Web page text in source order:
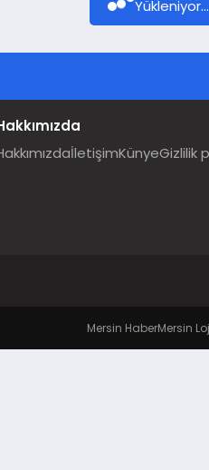
Yükleniyor...
İletişimKünyeGizlilik
Mersin HaberMersin